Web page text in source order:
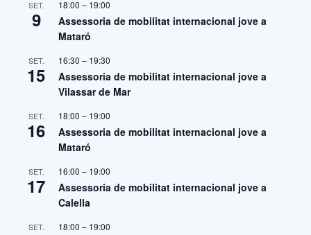
SET.
9
18:00 – 19:00
Assessoria de mobilitat internacional jove a
Mataró
SET.
15
16:30 – 19:30
Assessoria de mobilitat internacional jove a
Vilassar de Mar
SET.
16
18:00 – 19:00
Assessoria de mobilitat internacional jove a
Mataró
SET.
17
16:00 – 19:00
Assessoria de mobilitat internacional jove a
Calella
SET. 18:00 – 19:00